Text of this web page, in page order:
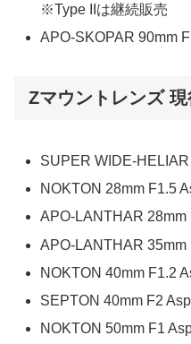
※Type IIは継続販売
APO-SKOPAR 90mm
Zマウントレンズ
SUPER WIDE-
NOKTON 28mm F1.5
APO-LANTHAR 28mm
APO-LANTHAR 35mm
NOKTON 40mm F1.2
SEPTON 40mm F2
NOKTON 50mm F1